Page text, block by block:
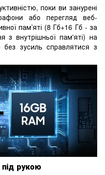
поки ви занурені
або перегляд веб-
пам’яті (8 Гб+16 Гб - за
з внутрішньої пам'яті) на
зусиль справлятися з
рукою